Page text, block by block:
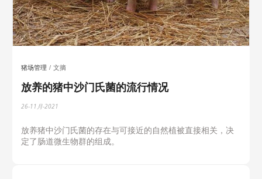
猪场管理 文摘
放养的猪中沙门氏菌的流行情况
26-11月-2021
放养猪中沙门氏菌的存在与可接近的自然植被直接相关，决
定了肠道微生物群的组成。